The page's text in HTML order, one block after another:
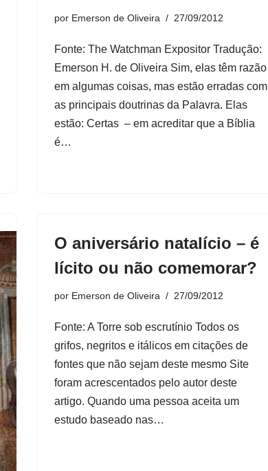
por Emerson de Oliveira 27/09/2012
Fonte: The Watchman Expositor Tradução:
Emerson H. de Oliveira Sim, elas têm razão
em algumas coisas, mas estão erradas com
as principais doutrinas da Palavra. Elas
estão: Certas – em acreditar que a Bíblia
é…
O aniversário natalício – é
lícito ou não comemorar?
por Emerson de Oliveira 27/09/2012
Fonte: A Torre sob escrutínio Todos os
grifos, negritos e itálicos em citações de
fontes que não sejam deste mesmo Site
foram acrescentados pelo autor deste
artigo. Quando uma pessoa aceita um
estudo baseado nas…